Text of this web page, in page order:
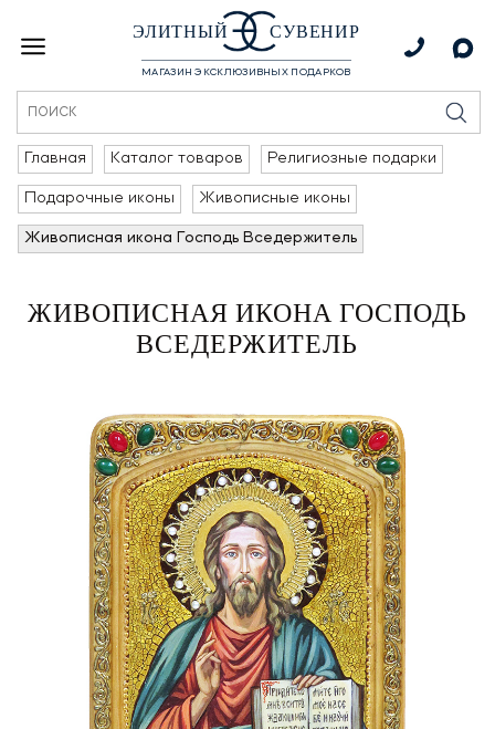
ЭЛИТНЫЙ СУВЕНИР
МАГАЗИН ЭКСКЛЮЗИВНЫХ ПОДАРКОВ
Главная Каталог товаров Религиозные подарки
Подарочные иконы Живописные иконы
Живописная икона Господь Вседержитель
ЖИВОПИСНАЯ ИКОНА ГОСПОДЬ
ВСЕДЕРЖИТЕЛЬ